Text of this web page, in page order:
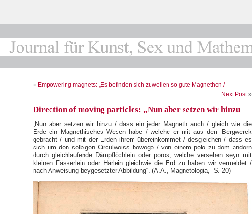
« Empowering magnets: „Es befinden sich zuweilen so gute Magnethen /
Next Post»
Direction of moving particles: „Nun aber setzen wir hinzu
„Nun aber setzen wir hinzu / dass ein jeder Magneth auch / gleich wie die
Erde ein Magnethisches Wesen habe / welche er mit aus dem Bergwerck
gebracht / und mit der Erden ihrem übereinkommet / desgleichen / dass es
sich um den selbigen Circulweiss bewege / von einem polo zu dem andern
durch gleichlaufende Dämpflöchlein oder poros, welche versehen seyn mit
kleinen Fässerlein oder Härlein gleichwie die Erd zu haben wir vermeldet /
nach Anweisung beygesetzter Abbildung“. (A.A., Magnetologia, S. 20)